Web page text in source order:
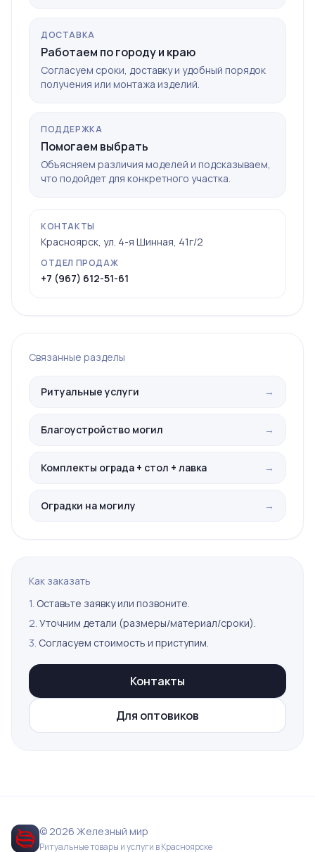
ДОСТАВКА
Работаем по городу и краю
Согласуем сроки, доставку и удобный порядок
получения или монтажа изделий.
ПОДДЕРЖКА
Помогаем выбрать
Объясняем различия моделей и подсказываем,
что подойдет для конкретного участка.
КОНТАКТЫ
Красноярск, ул. 4-я Шинная, 41г/2
ОТДЕЛ ПРОДАЖ
+7 (967) 612-51-61
Связанные разделы
Ритуальные услуги →
Благоустройство могил →
Комплекты ограда + стол + лавка →
Оградки на могилу →
Как заказать
1. Оставьте заявку или позвоните.
2. Уточним детали (размеры/материал/сроки).
3. Согласуем стоимость и приступим.
Контакты
Для оптовиков
© 2026 Железный мир
Ритуальные товары и услуги в Красноярске